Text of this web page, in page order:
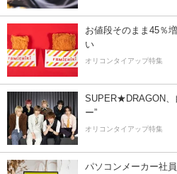
お値段そのまま45％
い
オリコンタイアップ特集
SUPER★DRAGON、
ー”
オリコンタイアップ特集
パソコンメーカー社